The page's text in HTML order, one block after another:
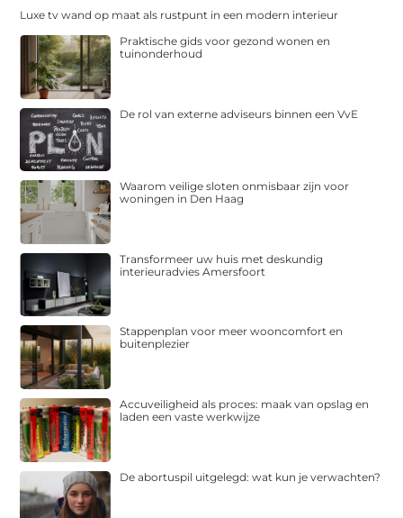
Luxe tv wand op maat als rustpunt in een modern interieur
Praktische gids voor gezond wonen en
tuinonderhoud
De rol van externe adviseurs binnen een VvE
Waarom veilige sloten onmisbaar zijn voor
woningen in Den Haag
Transformeer uw huis met deskundig
interieuradvies Amersfoort
Stappenplan voor meer wooncomfort en
buitenplezier
Accuveiligheid als proces: maak van opslag en
laden een vaste werkwijze
De abortuspil uitgelegd: wat kun je verwachten?